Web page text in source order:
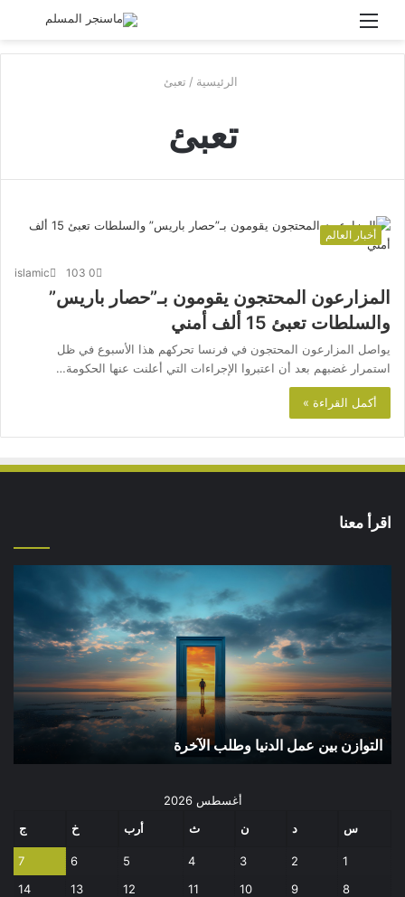
القائمة
الرئيسية / تعبئ
تعبئ
أخبار العالم
islamic 0
المزارعون المحتجون يقومون بـ”حصار باريس”
والسلطات تعبئ 15 ألف أمني
يواصل المزارعون المحتجون في فرنسا تحركهم هذا الأسبوع في ظل
استمرار غضبهم بعد أن اعتبروا الإجراءات التي أعلنت عنها الحكومة…
أكمل القراءة »
اقرأ معنا
الدنيا
وطلب
التوازن بين عمل الدنيا وطلب الآخرة
أغسطس 2026
س
د ن ث أرب خ ج
1
2
3
4
5
6
7
8
9
10
11
12
13
14